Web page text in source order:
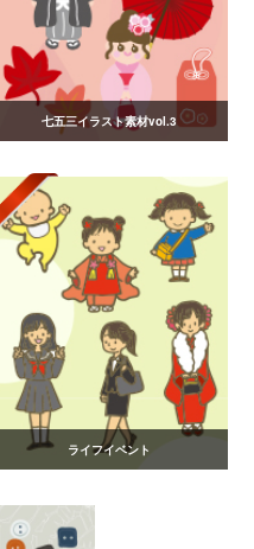
七五三イラスト素材vol.3
ライフイベント